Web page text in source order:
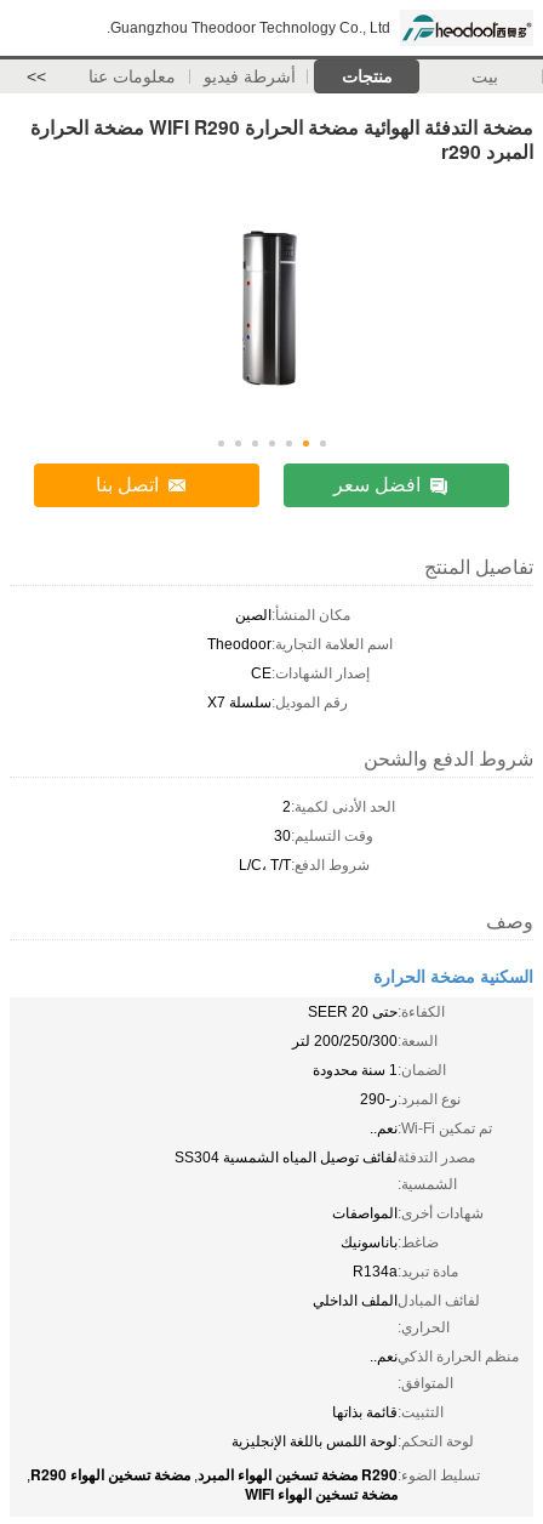
Guangzhou Theodoor Technology Co., Ltd.
بيت منتجات أشرطة فيديو معلومات عنا >>
مضخة التدفئة الهوائية مضخة الحرارة WIFI R290 مضخة الحرارة
المبرد r290
افضل سعر اتصل بنا
تفاصيل المنتج
مكان المنشأ:الصين
اسم العلامة التجارية:Theodoor
إصدار الشهادات:CE
رقم الموديل:سلسلة X7
شروط الدفع والشحن
الحد الأدنى لكمية:2
وقت التسليم:30
شروط الدفع:L/C، T/T
وصف
السكنية مضخة الحرارة
الكفاءة:حتى 20 SEER
السعة:200/250/300 لتر
الضمان:1 سنة محدودة
نوع المبرد:ر-290
تم تمكين Wi-Fi:
نعم..
مصدر التدفئة
الشمسية:
لفائف توصيل المياه الشمسية SS304
شهادات أخرى:المواصفات
ضاغط:باناسونيك
مادة تبريد:R134a
لفائف المبادل
الحراري:
الملف الداخلي
منظم الحرارة الذكي
المتوافق:
نعم..
التثبيت:قائمة بذاتها
لوحة التحكم:لوحة اللمس باللغة الإنجليزية
تسليط الضوء:R290 مضخة تسخين الهواء المبرد , مضخة تسخين الهواء R290 ,
مضخة تسخين الهواء WIFI